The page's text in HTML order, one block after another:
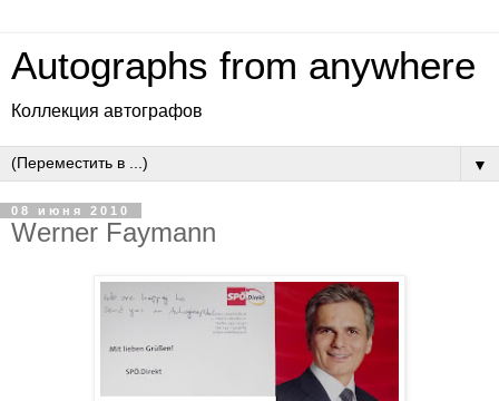
Autographs from anywhere
Коллекция автографов
▼
08 июня 2010
Werner Faymann